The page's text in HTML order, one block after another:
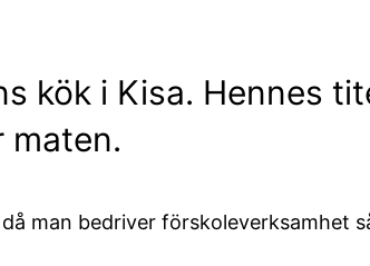
kök i Kisa. Hennes
maten.
man bedriver förskoleverksamhet